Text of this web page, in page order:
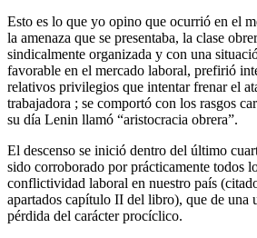
Esto es lo que yo opino que ocurrió en el
la amenaza que se presentaba, la clase
sindicalmente organizada y con una
favorable en el mercado laboral, prefirió
relativos privilegios que intentar frenar el
trabajadora ; se comportó con los rasgos
su día Lenin llamó “aristocracia obrera”.
El descenso se inició dentro del último
sido corroborado por prácticamente todos
conflictividad laboral en nuestro país
apartados capítulo II del libro), que de una
pérdida del carácter procíclico.